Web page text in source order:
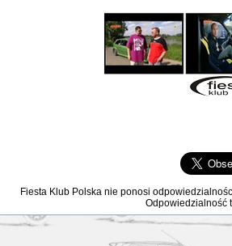
Fiesta Klub Polska nie ponosi
Odpowiedzialność